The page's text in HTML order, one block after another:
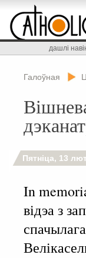
дашлі
Галоўная
Пятніца, 13
In
відэа з